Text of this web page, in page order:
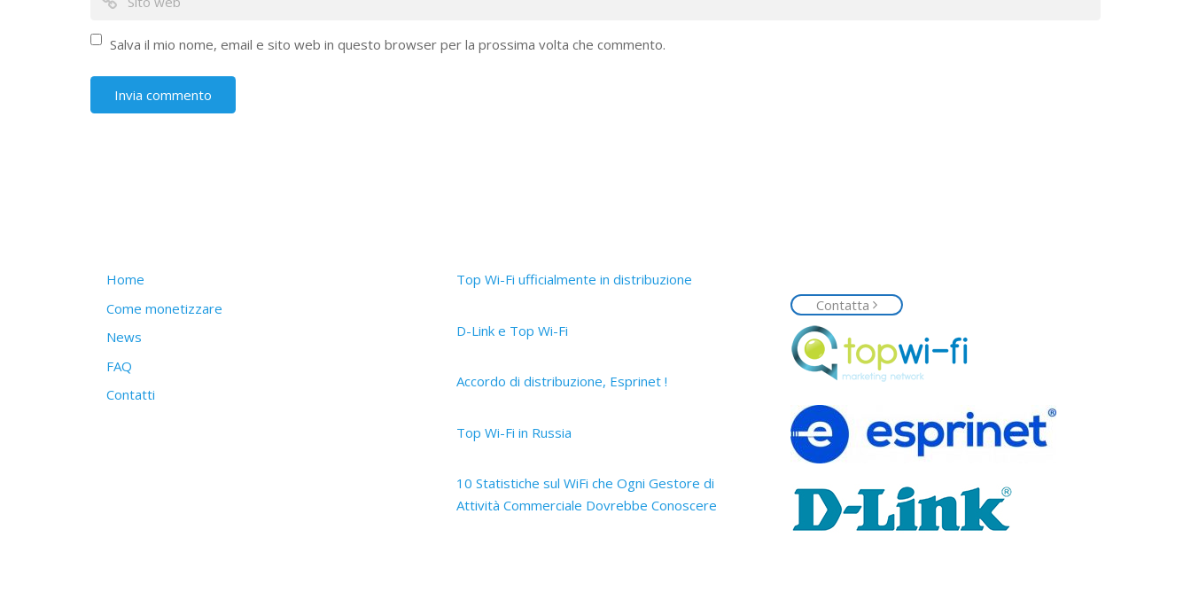
Salva il mio nome, email e sito web in questo browser per la prossima volta che commento.
Home
Come monetizzare
News
FAQ
Contatti
Top Wi-Fi ufficialmente in distribuzione
D-Link e Top Wi-Fi
Accordo di distribuzione, Esprinet !
Top Wi-Fi in Russia
10 Statistiche sul WiFi che Ogni Gestore di
Attività Commerciale Dovrebbe Conoscere
Contatta